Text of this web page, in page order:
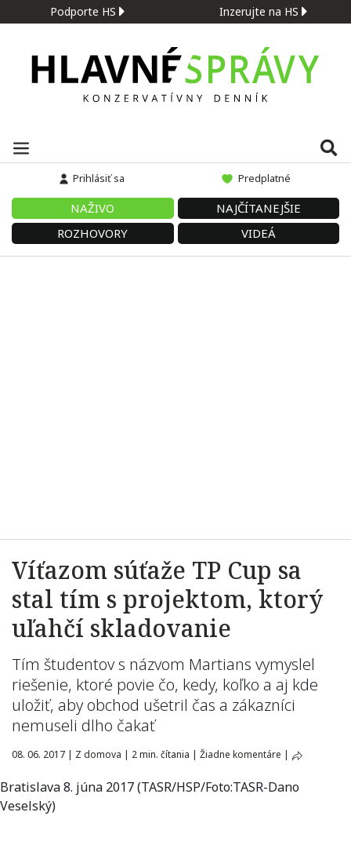
Podporte HS Inzerujte na HS
Prihlásiť sa Predplatné
NAŽIVO
NAJČÍTANEJŠIE
ROZHOVORY
VIDEÁ
Víťazom súťaže TP Cup sa
stal tím s projektom, ktorý
uľahčí skladovanie
Tím študentov s názvom Martians vymyslel
riešenie, ktoré povie čo, kedy, koľko a aj kde
uložiť, aby obchod ušetril čas a zákazníci
nemuseli dlho čakať
08. 06. 2017 | Z domova | 2 min. čítania | Žiadne komentáre |
Bratislava 8. júna 2017 (TASR/HSP/Foto:TASR-Dano
Veselský)